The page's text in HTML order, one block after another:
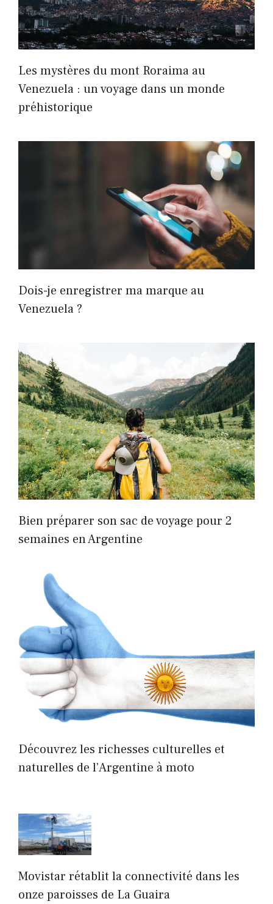
Les mystères du mont Roraima au
Venezuela : un voyage dans un monde
préhistorique
Dois-je enregistrer ma marque au
Venezuela ?
Bien préparer son sac de voyage pour 2
semaines en Argentine
Découvrez les richesses culturelles et
naturelles de l’Argentine à moto
Movistar rétablit la connectivité dans les
onze paroisses de La Guaira